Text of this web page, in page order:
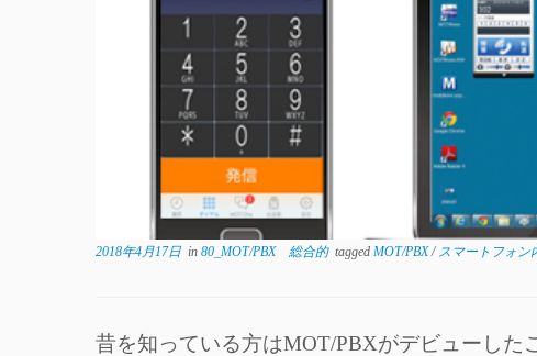
2018年4月17日 in 80_MOT/PBX 総合的 tagged MOT/PBX/ スマートフォン
昔を知っている方はMOT/PBXがデビューした